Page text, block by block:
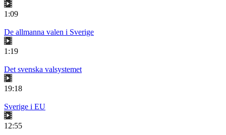
1:09
De allmanna valen i Sverige
1:19
Det svenska valsystemet
19:18
Sverige i EU
12:55